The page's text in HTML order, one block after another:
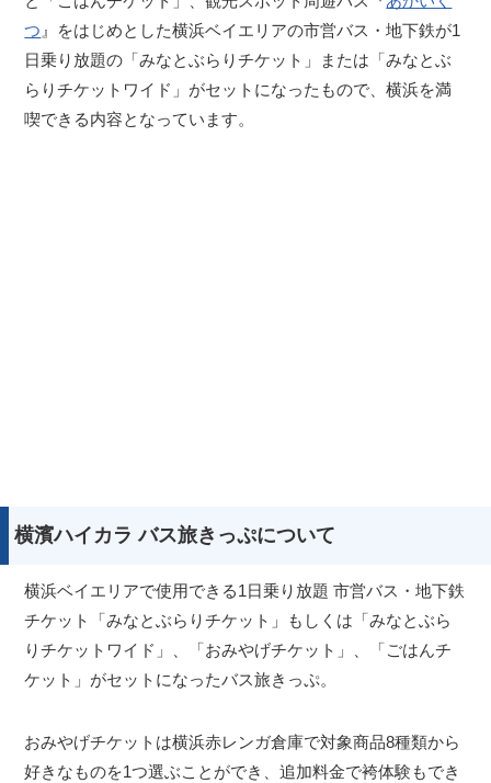
つ 』をはじめとした横浜ベイエリアの市営バス・地下鉄が1
日乗り放題の「みなとぶらりチケット」または「みなとぶ
らりチケットワイド」がセットになったもので、横浜を満
喫できる内容となっています。
横濱ハイカラ バス旅きっぷについて
横浜ベイエリアで使用できる1日乗り放題 市営バス・地下鉄
チケット「みなとぶらりチケット」もしくは「みなとぶら
りチケットワイド」、「おみやげチケット」、「ごはんチ
ケット」がセットになったバス旅きっぷ。
おみやげチケットは横浜赤レンガ倉庫で対象商品8種類から
好きなものを1つ選ぶことができ、追加料金で袴体験もでき